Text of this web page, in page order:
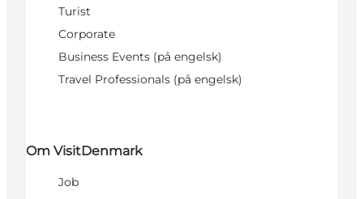
Turist
Corporate
Business Events (på engelsk)
Travel Professionals (på engelsk)
Om VisitDenmark
Job